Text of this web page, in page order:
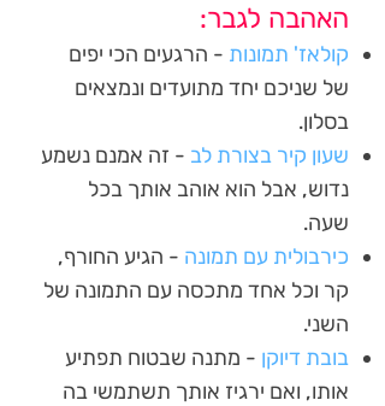
האהבה לגבר:
קולאז' תמונות - הרגעים הכי יפים
של שניכם יחד מתועדים ונמצאים
בסלון.
שעון קיר בצורת לב - זה אמנם נשמע
נדוש, אבל הוא אוהב אותך בכל
שעה.
כירבולית עם תמונה - הגיע החורף,
קר וכל אחד מתכסה עם התמונה של
השני.
בובת דיוקן - מתנה שבטוח תפתיע
אותו, ואם ירגיז אותך תשתמשי בה